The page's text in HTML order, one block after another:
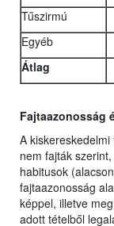
Tűszirmú
Egyéb
Átlag
Fajtaazonosság
A
nem fajták
habitusok
fajtaazonosság
képpel, illetve
adott tételből